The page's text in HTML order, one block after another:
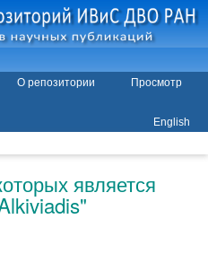
О репозитории
Просмотр
English
является
"